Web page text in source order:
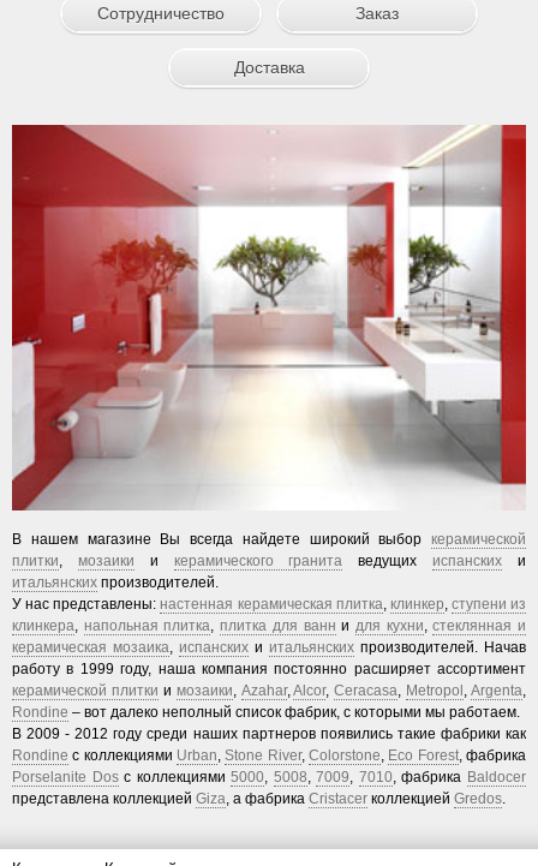
Сотрудничество Заказ
Доставка
В нашем магазине Вы всегда найдете широкий выбор керамической
плитки, мозаики и керамического гранита ведущих испанских и
итальянских производителей.
У нас представлены: настенная керамическая плитка, клинкер, ступени из
клинкера, напольная плитка, плитка для ванн и для кухни,стеклянная и
керамическая мозаика, испанских и итальянских производителей. Начав
работу в 1999 году, наша компания постоянно расширяет ассортимент
керамической плитки и мозаики, Azahar,Alcor,Ceracasa, Metropol , Argenta,
Rondine – вот далеко неполный список фабрик, с которыми мы работаем.
В 2009 - 2012 году среди наших партнеров появились такие фабрики как
Rondine с коллекциями Urban,Stone River,Colorstone, Eco Forest, фабрика
Porselanite Dosс коллекциями5000, 5008,7009, 7010, фабрика Baldocer
представлена коллекцией Giza, а фабрика Cristacer коллекцией Gredos.